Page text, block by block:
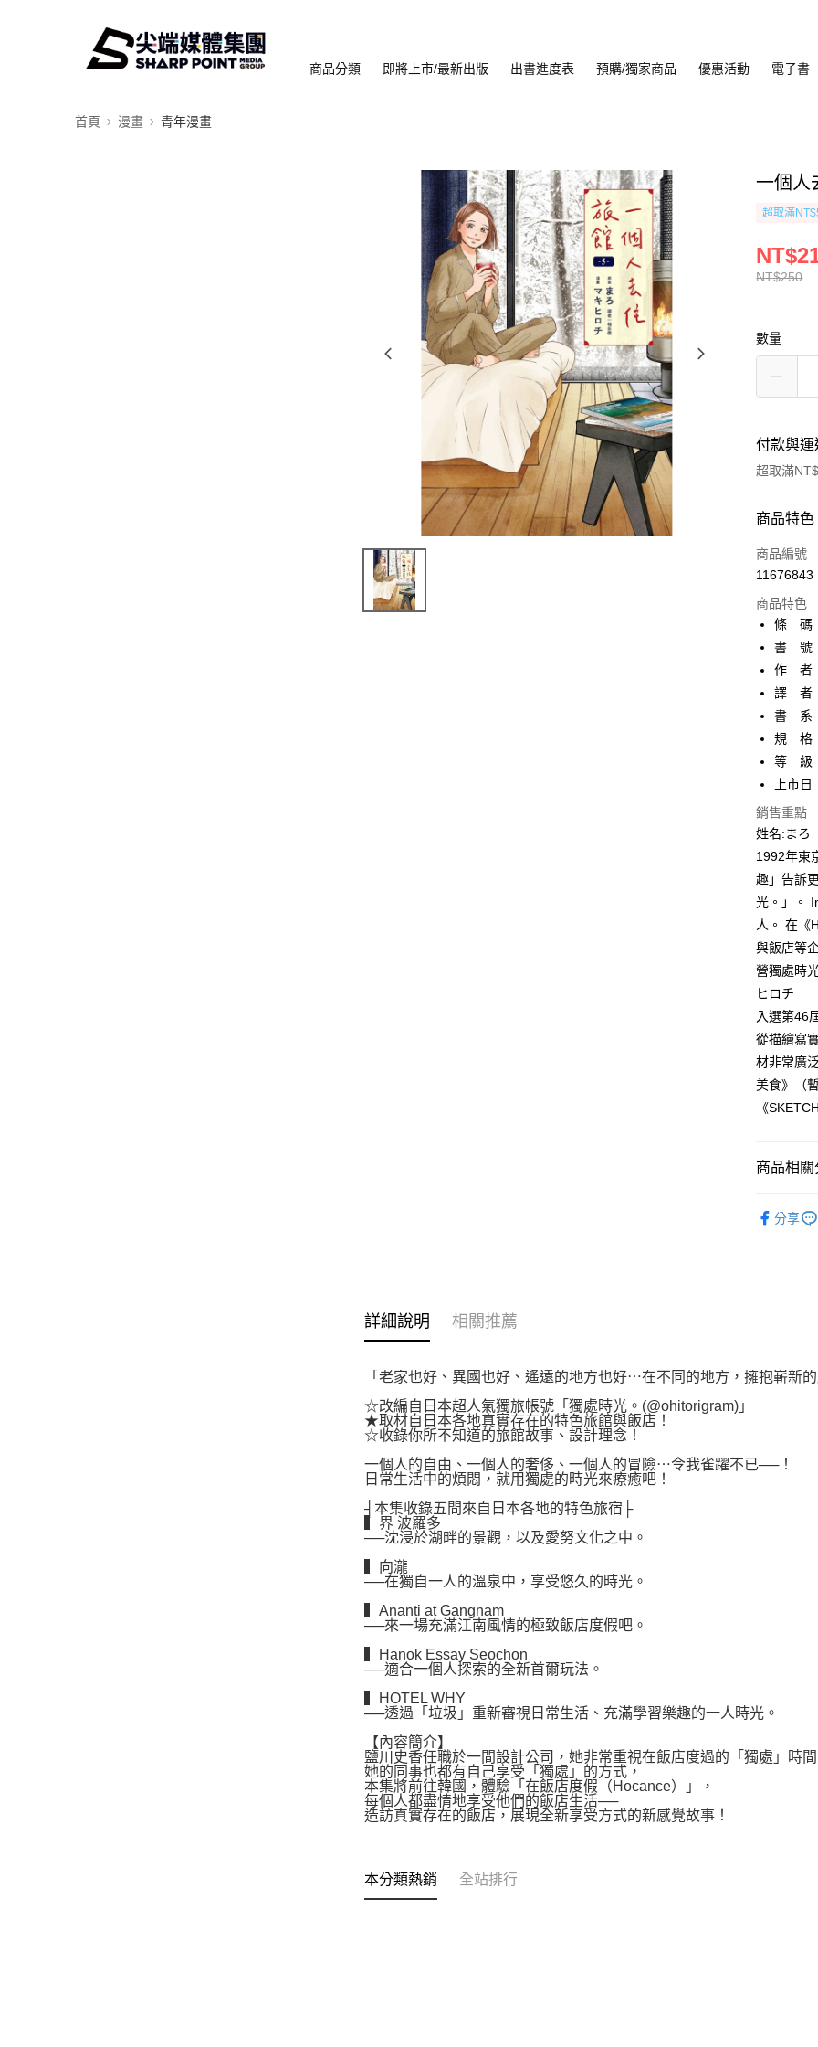
商品分類 即將上市/最新出版 出書進度表 預購/獨家商品 優惠活動 電子書
首頁 漫畫 青年漫畫
一個人
超取滿
NT$250
數量
付款與
超取滿
付款方式
信用卡一
AFTEE先
相關說明
AFTEE先
便利好安
１．簡單
２．便利
３．安心
１．於結
付」結帳
２．訂單
３．收到
／ATM／
※ 請注意
絡購買商
先享後付
※ 交易是
付客戶支
【注意事
１．透過
交易，需
求債權轉
２．關於
https://
３．未成
「AFTEE
結果請求
動。
ATM付款
運送方式
全家取貨
每筆
付款後全
每筆
萊爾富取
每筆
付款後萊
每筆
7-11取貨
每筆
付款後7-
每筆
宅配
國家/地區
商品特色
商品編號
11676843
商品特色
條 碼
書 號
作 者
譯 者
書 系
規 格
等 級
上市
銷售重點
姓名:まろ
1992年東
趣」告訴
光。」。
人。 在《
與飯店等
營獨處時
ヒロチ
入選第46
從描繪寫
材非常廣
美食》（
《
商品相關
分享
詳細說明 相關推薦
「老家也好、異國也好、遙遠的地方也好⋯在不同的地方，擁抱嶄新
☆改編自日本超人氣獨旅帳號「獨處時光。(@ohitorigram)」
★取材自日本各地真實存在的特色旅館與飯店！
☆收錄你所不知道的旅館故事、設計理念！
一個人的自由、一個人的奢侈、一個人的冒險⋯令我雀躍不已──！
日常生活中的煩悶，就用獨處的時光來療癒吧！
┤本集收錄五間來自日本各地的特色旅宿├
▍界 波羅多
──沈浸於湖畔的景觀，以及愛努文化之中。
▍向瀧
──在獨自一人的溫泉中，享受悠久的時光。
▍Ananti at Gangnam
──來一場充滿江南風情的極致飯店度假吧。
▍Hanok Essay Seochon
──適合一個人探索的全新首爾玩法。
▍HOTEL WHY
──透過「垃圾」重新審視日常生活、充滿學習樂趣的一人時光。
【內容簡介】
鹽川史香任職於一間設計公司，她非常重視在飯店度過的「獨處」時
她的同事也都有自己享受「獨處」的方式，
本集將前往韓國，體驗「在飯店度假（Hocance）」，
每個人都盡情地享受他們的飯店生活──
造訪真實存在的飯店，展現全新享受方式的新感覺故事！
本分類熱銷 全站排行